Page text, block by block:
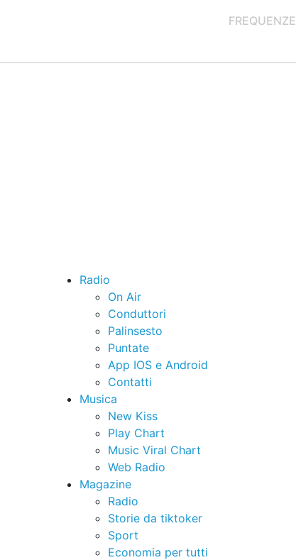
FREQUENZE
Radio
On Air
Conduttori
Palinsesto
Puntate
App IOS e Android
Contatti
Musica
New Kiss
Play Chart
Music Viral Chart
Web Radio
Magazine
Radio
Storie da tiktoker
Sport
Economia per tutti